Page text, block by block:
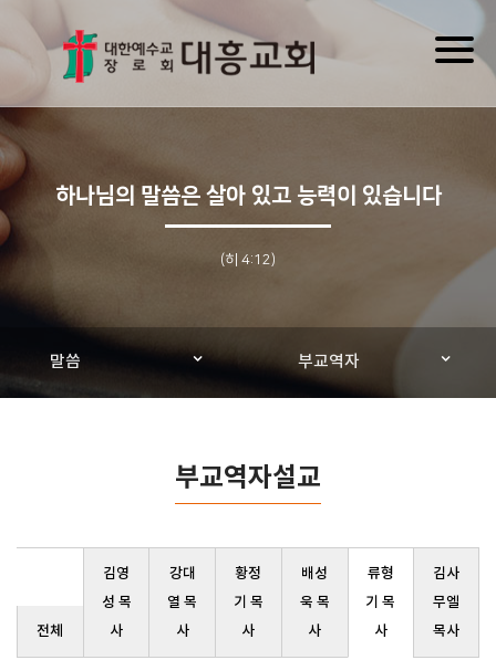
하나님의 말씀은 살아 있고 능력이 있습니다
(히 4:12)
말씀 부교역자
부교역자설교
전체
김영
성 목
사
강대
열 목
사
황정
기 목
사
배성
욱 목
사
류형
기 목
사
김사
무엘
목사